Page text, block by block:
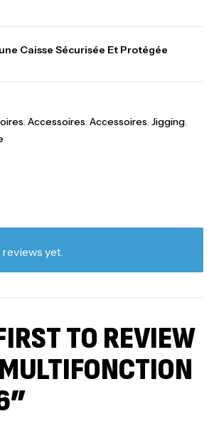
Caisse Sécurisée Et Protégée
, Accessoires, Accessoires, Jigging,
yet.
TO REVIEW